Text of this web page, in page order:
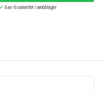
6 av 6 varianter i webblager